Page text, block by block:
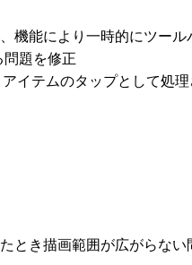
機能により一時的にツール
題を修正
イテムのタップとして処
とき描画範囲が広がらない